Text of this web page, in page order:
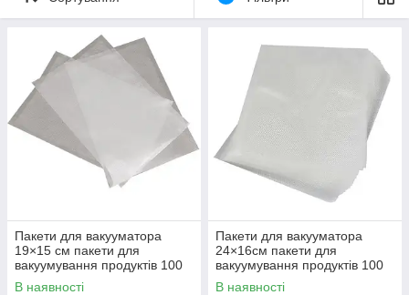
Пакети для вакууматора
19×15 см пакети для
вакуумування продуктів 100
шт HP-11-6
В наявності
Пакети для вакууматора
24×16см пакети для
вакуумування продуктів 100
шт HP-11-7
В наявності